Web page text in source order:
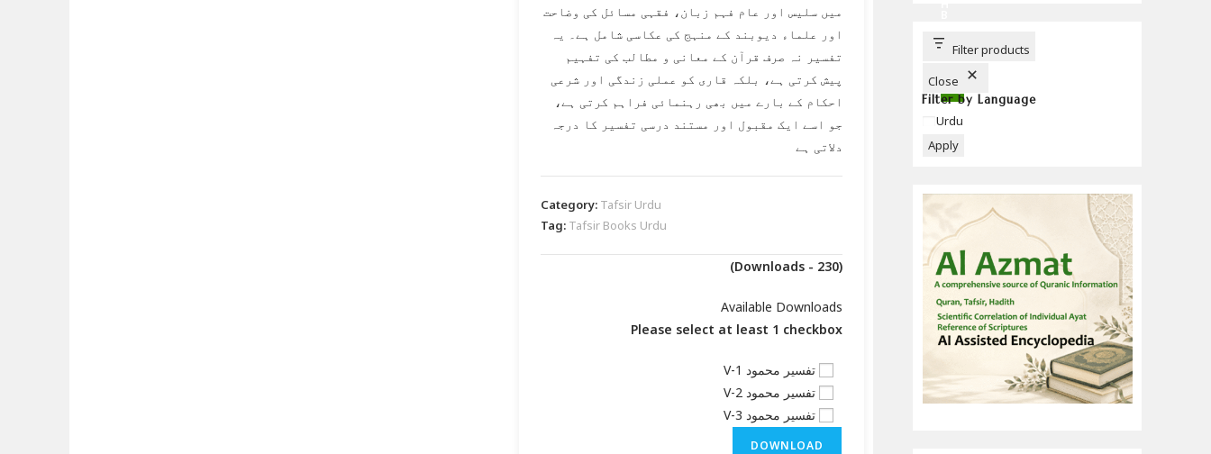
میں سلیس اور عام فہم زبان، فقہی مسائل کی وضاحت
اور علماء دیوبند کے منہج کی عکاسی شامل ہے۔ یہ
تفسیر نہ صرف قرآن کے معانی و مطالب کی تفہیم
پیش کرتی ہے، بلکہ قاری کو عملی زندگی اور شرعی
احکام کے بارے میں بھی رہنمائی فراہم کرتی ہے،
جو اسے ایک مقبول اور مستند درسی تفسیر کا درجہ
دلاتی ہے
Category: Tafsir Urdu
Tag: Tafsir Books Urdu
(Downloads - 230)
Available Downloads
Please select at least 1 checkbox
تفسیر محمود V-1
تفسیر محمود V-2
تفسیر محمود V-3
DOWNLOAD
T
T
Filter products
Close
Filter by Language
Language
Urdu
Apply